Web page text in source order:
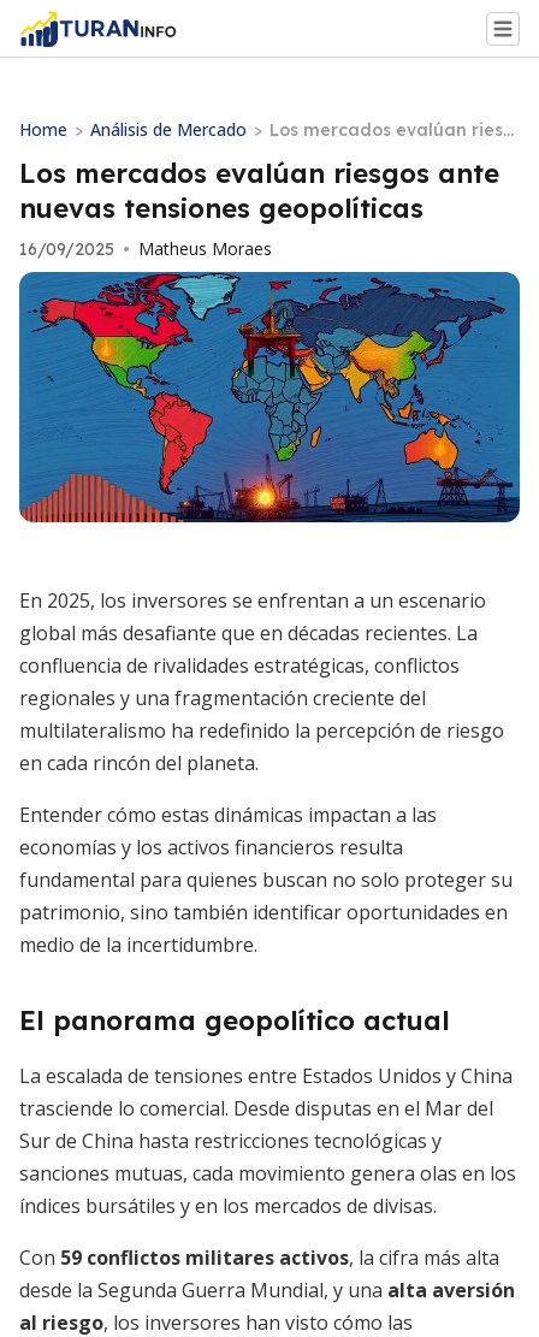
Home > Análisis de Mercado > Los mercados evalúan riesg
os ante nuevas tensiones ge
opolíticas
Los mercados evalúan riesgos ante
nuevas tensiones geopolíticas
16/09/2025 • Matheus Moraes
En 2025, los inversores se enfrentan a un escenario
global más desafiante que en décadas recientes. La
confluencia de rivalidades estratégicas, conflictos
regionales y una fragmentación creciente del
multilateralismo ha redefinido la percepción de riesgo
en cada rincón del planeta.
Entender cómo estas dinámicas impactan a las
economías y los activos financieros resulta
fundamental para quienes buscan no solo proteger su
patrimonio, sino también identificar oportunidades en
medio de la incertidumbre.
El panorama geopolítico actual
La escalada de tensiones entre Estados Unidos y China
trasciende lo comercial. Desde disputas en el Mar del
Sur de China hasta restricciones tecnológicas y
sanciones mutuas, cada movimiento genera olas en los
índices bursátiles y en los mercados de divisas.
Con 59 conflictos militares activos, la cifra más alta
desde la Segunda Guerra Mundial, y una alta aversión
al riesgo, los inversores han visto cómo las